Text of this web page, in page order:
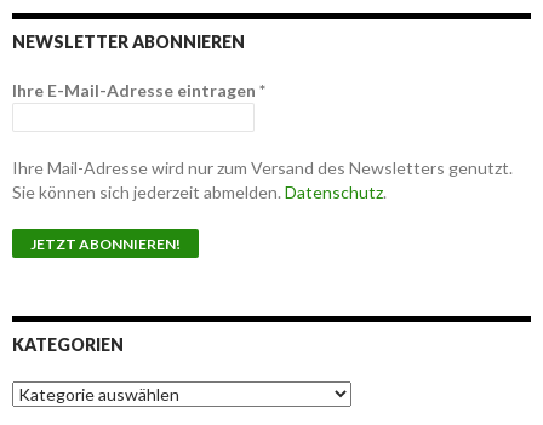
NEWSLETTER ABONNIEREN
Ihre E-Mail-Adresse eintragen *
Ihre Mail-Adresse wird nur zum Versand des Newsletters genutzt.
Sie können sich jederzeit abmelden. Datenschutz.
KATEGORIEN
K
a